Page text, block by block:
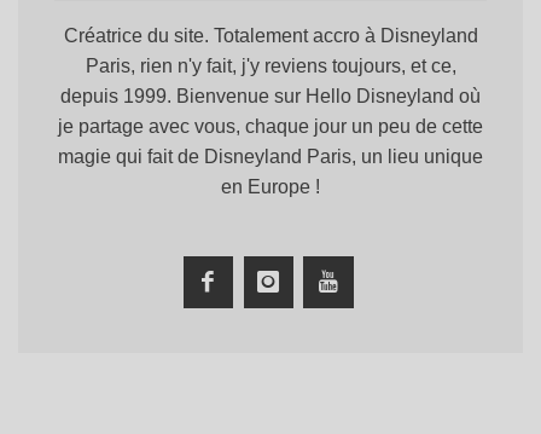
Créatrice du site. Totalement accro à Disneyland
Paris, rien n'y fait, j'y reviens toujours, et ce,
depuis 1999. Bienvenue sur Hello Disneyland où
je partage avec vous, chaque jour un peu de cette
magie qui fait de Disneyland Paris, un lieu unique
en Europe !